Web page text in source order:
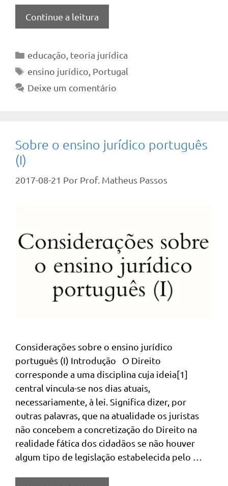
Continue a leitura
Categorias
educação, teoria jurídica
Tags
ensino jurídico, Portugal
Deixe um comentário
Sobre o ensino jurídico português
(I)
2017-08-21 Por Prof. Matheus Passos
Considerações sobre o ensino jurídico
português (I) Introdução O Direito
corresponde a uma disciplina cuja ideia[1]
central vincula-se nos dias atuais,
necessariamente, à lei. Significa dizer, por
outras palavras, que na atualidade os juristas
não concebem a concretização do Direito na
realidade fática dos cidadãos se não houver
algum tipo de legislação estabelecida pelo …